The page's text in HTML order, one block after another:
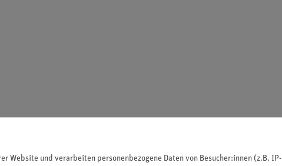
Website und verarbeiten personenbezogene Daten von Besucher:innen (z.B. IP-